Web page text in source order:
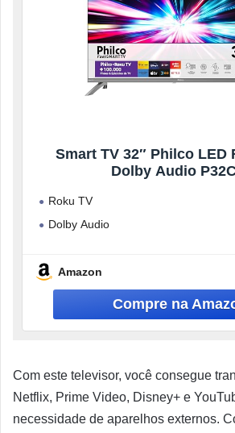
Smart TV 32″ Philco LED
Dolby Audio
Roku TV
Dolby Audio
Midiacast
Amazon
Com este televisor, você consegue
Netflix, Prime Video, Disney+ e
necessidade de aparelhos externos.